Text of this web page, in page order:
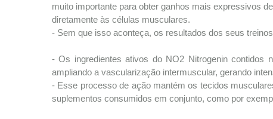
muito importante para obter ganhos mais expressivos
diretamente às células musculares.
- Sem que isso aconteça, os resultados dos seus
- Os ingredientes ativos do NO2 Nitrogenin contidos
ampliando a vascularização intermuscular, gerando
- Esse processo de ação mantém os tecidos
suplementos consumidos em conjunto, como por